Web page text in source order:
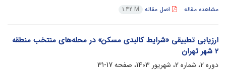
مشاهده مقاله اصل مقاله 1.42 M
ارزیابی تطبیقی «شرایط کالبدی مسکن» در محله‌های منتخب منطقه
2 شهر تهران
دوره 2، شماره 2، شهریور 1403، صفحه
17-31